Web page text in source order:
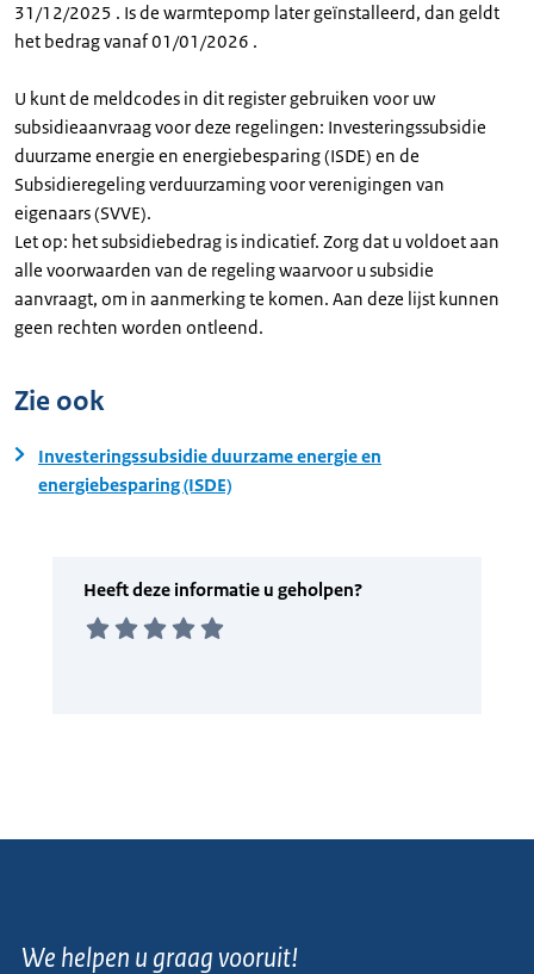
31/12/2025 . Is de warmtepomp later geïnstalleerd, dan geldt
het bedrag vanaf 01/01/2026 .
U kunt de meldcodes in dit register gebruiken voor uw
subsidieaanvraag voor deze regelingen: Investeringssubsidie
duurzame energie en energiebesparing (ISDE) en de
Subsidieregeling verduurzaming voor verenigingen van
eigenaars (SVVE).
Let op: het subsidiebedrag is indicatief. Zorg dat u voldoet aan
alle voorwaarden van de regeling waarvoor u subsidie
aanvraagt, om in aanmerking te komen. Aan deze lijst kunnen
geen rechten worden ontleend.
Zie ook
Investeringssubsidie duurzame energie en
energiebesparing (ISDE)
We helpen u graag vooruit!